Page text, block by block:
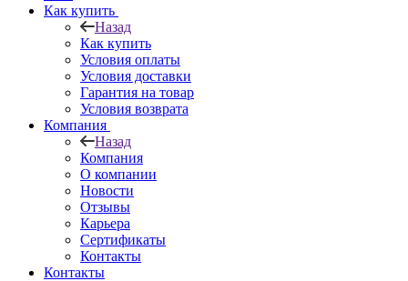
Как купить
Назад
Как купить
Условия оплаты
Условия доставки
Гарантия на товар
Условия возврата
Компания
Назад
Компания
О компании
Новости
Отзывы
Карьера
Сертификаты
Контакты
Контакты